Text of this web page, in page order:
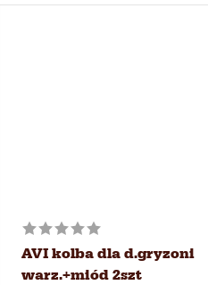
AVI kolba dla d.gryzoni
warz.+miód 2szt